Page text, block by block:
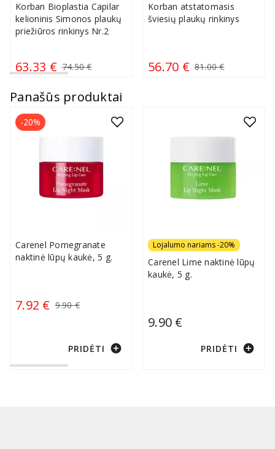
Korban Bioplastia Capilar
kelioninis Simonos plaukų
priežiūros rinkinys Nr.2
63.33 € 74.50 €
Korban atstatomasis
šviesių plaukų rinkinys
56.70 € 81.00 €
Panašūs produktai
Carenel Pomegranate
naktinė lūpų kaukė, 5 g.
7.92 € 9.90 €
-20%
PRIDĖTI add_circle
Lojalumo nariams -20%
Carenel Lime naktinė lūpų
kaukė, 5 g.
9.90 €
PRIDĖTI add_circle